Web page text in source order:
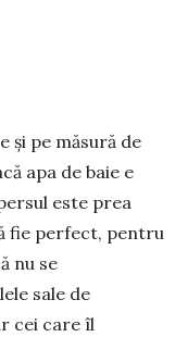
și pe măsură de
apa de baie e
este prea
fie perfect, pentru
nu se
sale de
cei care îl